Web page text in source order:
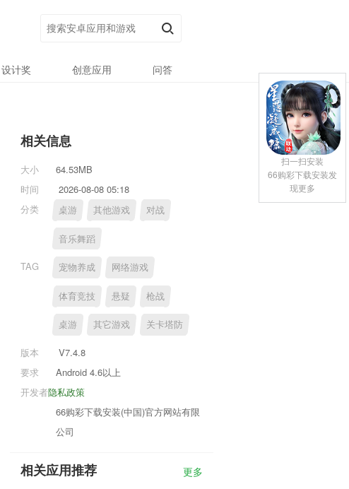
设计奖 创意应用 问答
相关信息
大小
64.53MB
时间
2026-08-08 05:18
分类
桌游 其他游戏 对战
音乐舞蹈
TAG 宠物养成 网络游戏
体育竞技 悬疑 枪战
桌游 其它游戏 关卡塔防
版本
V7.4.8
要求
Android 4.6以上
隐私政策
开发者
66购彩下载安装(中国)官方网站有限
公司
相关应用推荐 更多
扫一扫安装
66购彩下载安装发
现更多